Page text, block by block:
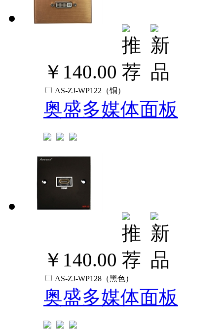
￥140.00
AS-ZJ-WP122（铜）
奥盛多媒体面板
￥140.00
AS-ZJ-WP128（黑色）
奥盛多媒体面板